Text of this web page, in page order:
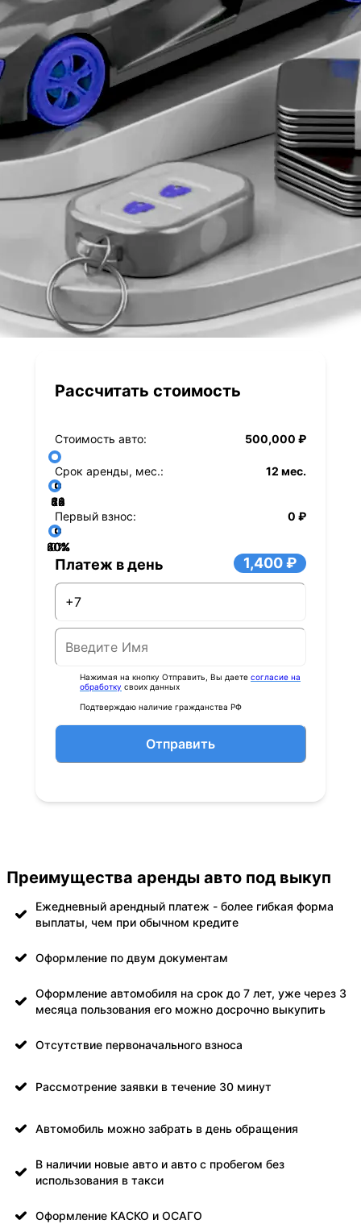
Рассчитать стоимость
Стоимость авто: 500,000 ₽
Срок аренды, мес.: 12 мес.
12
24
36
48
60
72
84
Первый взнос:
0 ₽
0%
20%
40%
60%
80%
Платеж в день 1,400 ₽
Нажимая на кнопку Отправить, Вы даете согласие на
обработку своих данных
Подтверждаю наличие гражданства РФ
Отправить
Преимущества аренды авто под выкуп
Ежедневный арендный платеж - более гибкая форма
выплаты, чем при обычном кредите
Оформление по двум документам
Оформление автомобиля на срок до 7 лет, уже через 3
месяца пользования его можно досрочно выкупить
Отсутствие первоначального взноса
Рассмотрение заявки в течение 30 минут
Автомобиль можно забрать в день обращения
В наличии новые авто и авто с пробегом без
использования в такси
Оформление КАСКО и ОСАГО